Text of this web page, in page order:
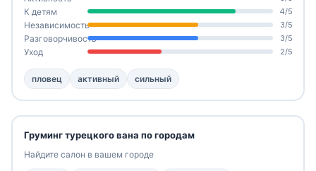
К детям 4/5
Независимость 3/5
Разговорчивость 3/5
Уход 2/5
пловец активный сильный
Груминг турецкого вана по городам
Найдите салон в вашем городе